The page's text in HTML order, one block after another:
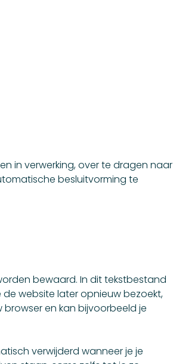
in verwerking, over te dragen naar
besluitvorming te
bewaard. In dit tekstbestand
website later opnieuw bezoekt,
en kan bijvoorbeeld je
verwijderd wanneer je je